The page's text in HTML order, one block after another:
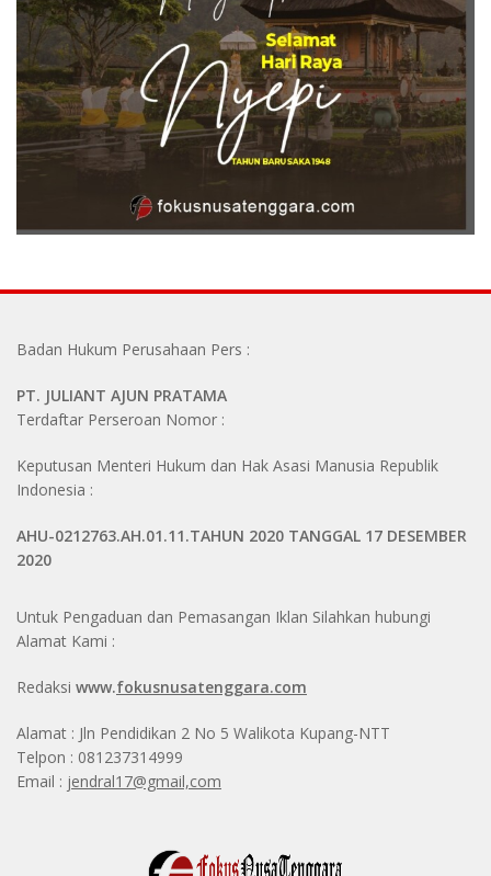
Badan Hukum Perusahaan Pers :
PT. JULIANT AJUN PRATAMA
Terdaftar Perseroan Nomor :
Keputusan Menteri Hukum dan Hak Asasi Manusia Republik
Indonesia :
AHU-0212763.AH.01.11.TAHUN 2020 TANGGAL 17 DESEMBER
2020
Untuk Pengaduan dan Pemasangan Iklan Silahkan hubungi
Alamat Kami :
Redaksi www.fokusnusatenggara.com
Alamat : Jln Pendidikan 2 No 5 Walikota Kupang-NTT
Telpon : 081237314999
Email : jendral17@gmail,com